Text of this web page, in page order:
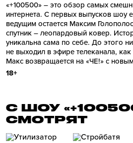
«+100500» – это обзор самых
интернета. С первых выпусков шоу
ведущим остается Максим
спутник – леопардовый ковер.
уникальна сама по себе. До этого
не выходил в эфире телеканала,
Макс возвращается на «ЧЕ!» с
18+
С ШОУ
СМОТРЯТ